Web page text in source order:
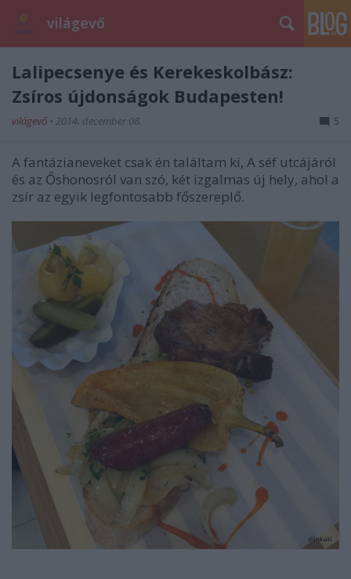
világevő
Lalipecsenye és Kerekeskolbász:
Zsíros újdonságok Budapesten!
világevő • 2014. december 08. 5
A fantázianeveket csak én találtam ki, A séf utcájáról
és az Őshonosról van szó, két izgalmas új hely, ahol a
zsír az egyik legfontosabb főszereplő.